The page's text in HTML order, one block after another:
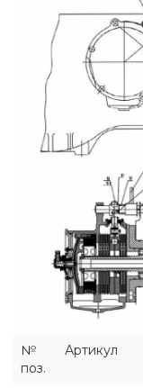
№
поз.
Артикул